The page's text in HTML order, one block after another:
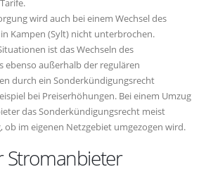
wird auch bei einem Wechsel des
Kampen (Sylt) nicht unterbrochen.
ist das Wechseln des
ebenso außerhalb der regulären
durch ein Sonderkündigungsrecht
bei Preiserhöhungen. Bei einem Umzug
das Sonderkündigungsrecht meist
ob im eigenen Netzgebiet umgezogen wird.
Stromanbieter